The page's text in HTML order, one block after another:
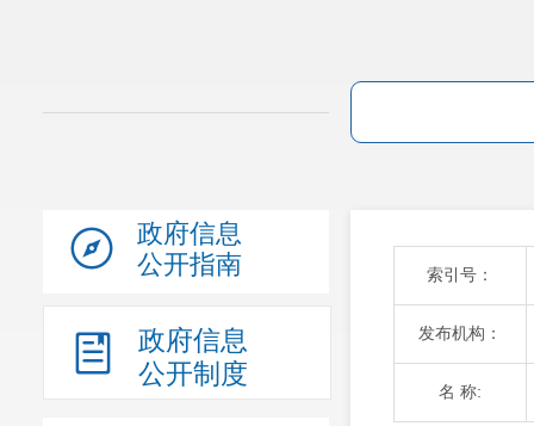
政府信息
公开指南
政府信息
公开制度
索引号：
发布机构：
名 称: